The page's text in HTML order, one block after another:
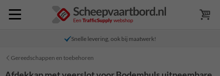
Snelle levering, ook bij maatwerk!
Gereedschappen en toebehoren